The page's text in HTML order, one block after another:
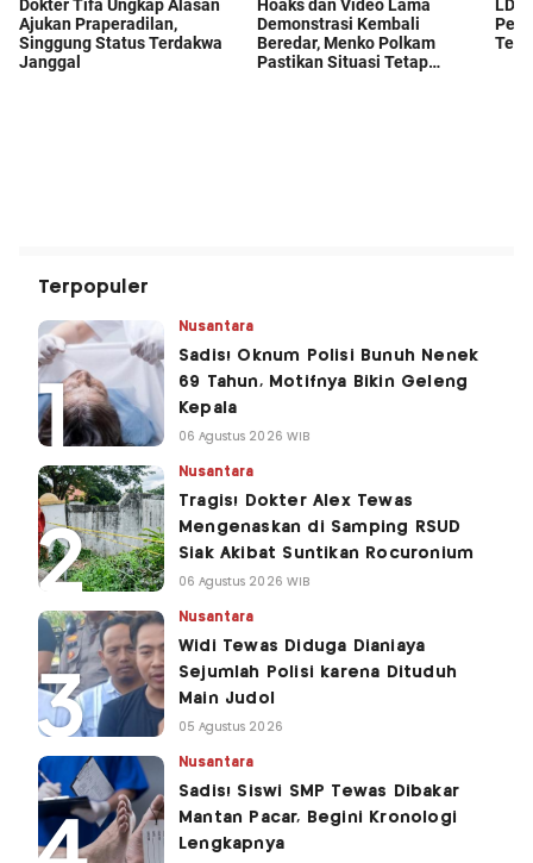
Terpopuler
Nusantara
Sadis! Oknum Polisi Bunuh Nenek
69 Tahun, Motifnya Bikin Geleng
Kepala
06 Agustus 2026 WIB
Nusantara
Tragis! Dokter Alex Tewas
Mengenaskan di Samping RSUD
Siak Akibat Suntikan Rocuronium
06 Agustus 2026 WIB
Nusantara
Widi Tewas Diduga Dianiaya
Sejumlah Polisi karena Dituduh
Main Judol
05 Agustus 2026
Nusantara
Sadis! Siswi SMP Tewas Dibakar
Mantan Pacar, Begini Kronologi
Lengkapnya